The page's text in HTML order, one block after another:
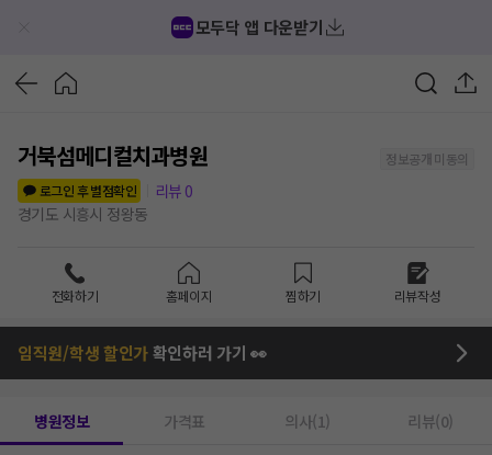
모두닥 앱 다운받기
거북섬메디컬치과병원
정보공개 미동의
로그인 후 별점확인
리뷰 0
경기도 시흥시 정왕동
전화하기 홈페이지 찜하기 리뷰작성
임직원/학생 할인가확인하러 가기 👀
병원정보 가격표 의사(1) 리뷰(0)